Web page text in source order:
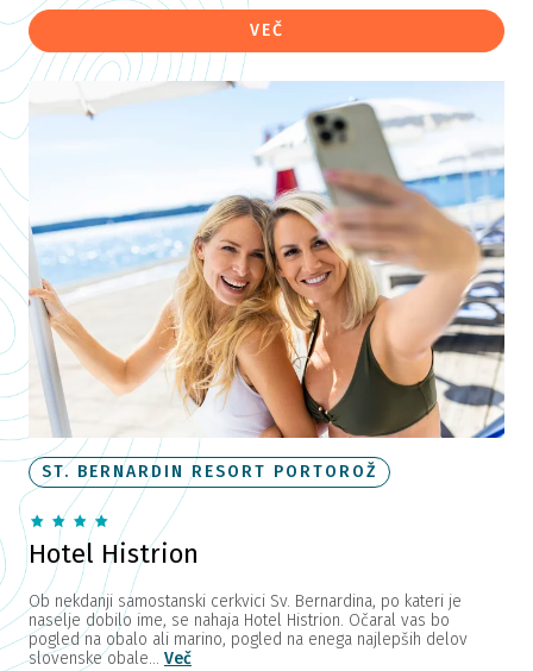
VEČ
ST. BERNARDIN RESORT PORTOROŽ
Hotel Histrion
Ob nekdanji samostanski cerkvici Sv. Bernardina, po kateri je
naselje dobilo ime, se nahaja Hotel Histrion. Očaral vas bo
pogled na obalo ali marino, pogled na enega najlepših delov
slovenske obale... Več